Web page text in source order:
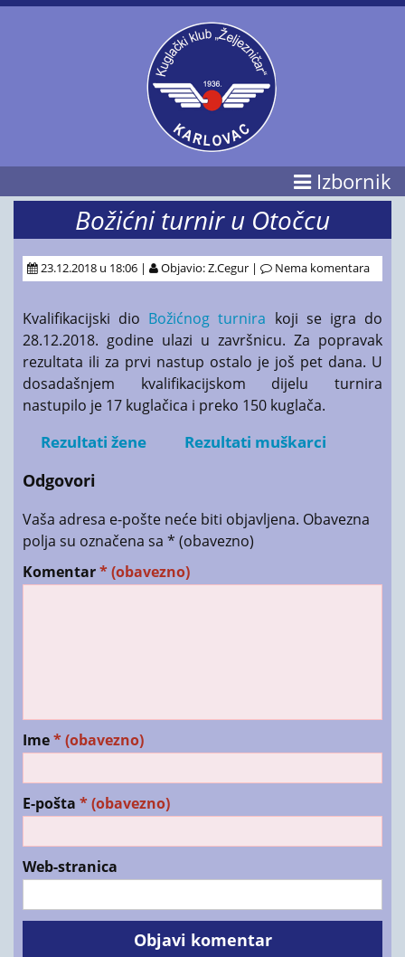
Izbornik
Božićni turnir u Otočcu
23.12.2018 u 18:06 | Objavio: Z.Cegur | Nema komentara
Kvalifikacijski dio Božićnog turnira koji se igra do
28.12.2018. godine ulazi u završnicu. Za popravak
rezultata ili za prvi nastup ostalo je još pet dana. U
dosadašnjem kvalifikacijskom dijelu turnira
nastupilo je 17 kuglačica i preko 150 kuglača.
Rezultati žene Rezultati muškarci
Odgovori
Vaša adresa e-pošte neće biti objavljena. Obavezna
polja su označena sa * (obavezno)
Komentar* (obavezno)
Ime* (obavezno)
E-pošta * (obavezno)
Web-stranica